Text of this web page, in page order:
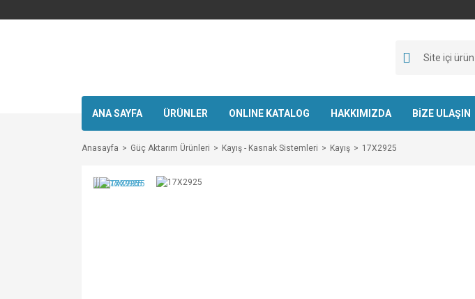
ANA SAYFA ÜRÜNLER ONLINE KATALOG HAKKIMIZDA BİZE ULAŞIN
Anasayfa Güç Aktarım Ürünleri Kayış - Kasnak Sistemleri Kayış 17X2925